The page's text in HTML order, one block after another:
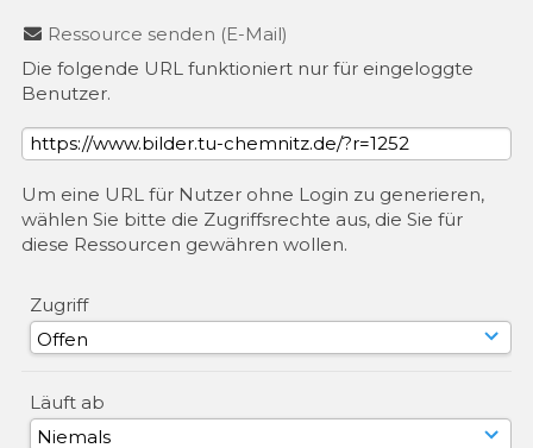
Ressource senden (E-Mail)
Die folgende URL funktioniert nur für eingeloggte
Benutzer.
Um eine URL für Nutzer ohne Login zu generieren,
wählen Sie bitte die Zugriffsrechte aus, die Sie für
diese Ressourcen gewähren wollen.
Zugriff
Läuft ab